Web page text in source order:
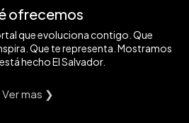
ofrecemos
que evoluciona contigo. Que
Que te representa. Mostramos
hecho El Salvador.
Ver mas ❯